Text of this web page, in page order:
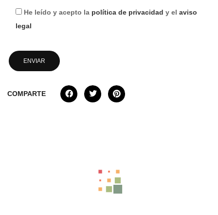
He leído y acepto la política de privacidad y el aviso
legal
COMPARTE